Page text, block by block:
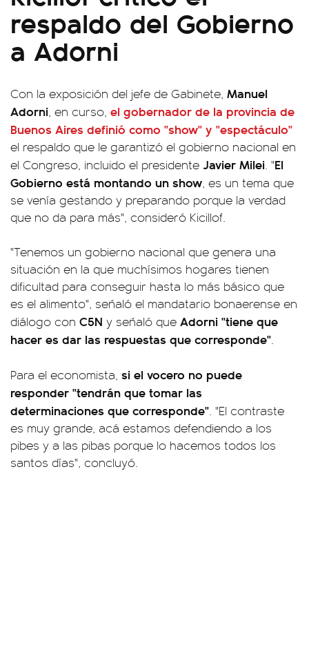
respaldo del Gobierno
a Adorni
Con la exposición del jefe de Gabinete, Manuel
Adorni, en curso, el gobernador de la provincia de
Buenos Aires definió como "show" y "espectáculo"
el respaldo que le garantizó el gobierno nacional en
el Congreso, incluido el presidente Javier Milei. "El
Gobierno está montando un show, es un tema que
se venía gestando y preparando porque la verdad
que no da para más", consideró Kicillof.
"Tenemos un gobierno nacional que genera una
situación en la que muchísimos hogares tienen
dificultad para conseguir hasta lo más básico que
es el alimento", señaló el mandatario bonaerense en
diálogo con C5N y señaló que Adorni "tiene que
hacer es dar las respuestas que corresponde".
Para el economista, si el vocero no puede
responder "tendrán que tomar las
determinaciones que corresponde". "El contraste
es muy grande, acá estamos defendiendo a los
pibes y a las pibas porque lo hacemos todos los
santos días", concluyó.